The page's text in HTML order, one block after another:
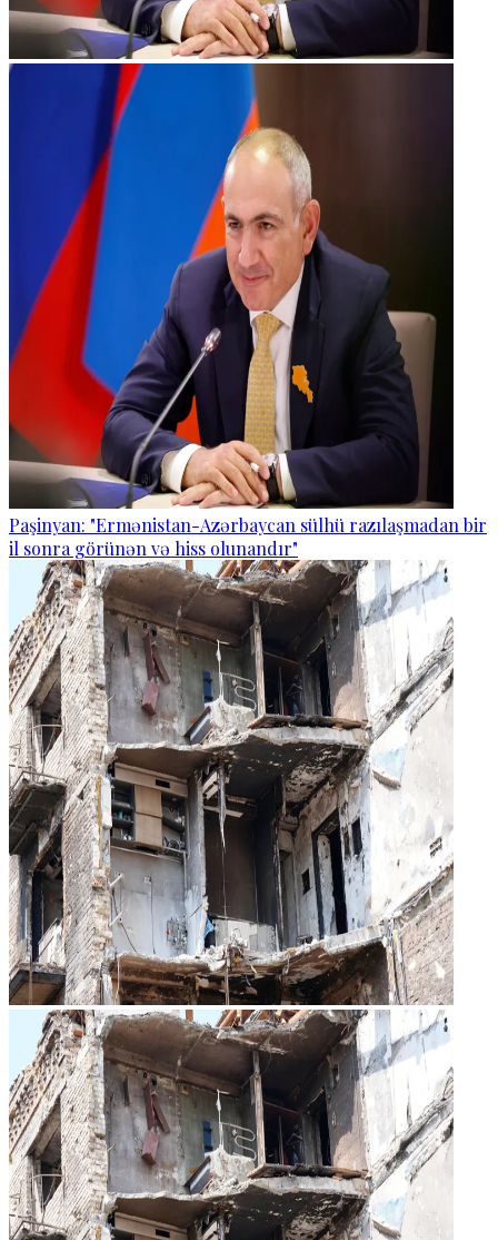
Paşinyan: "Ermənistan-Azərbaycan sülhü razılaşmadan bir
il sonra görünən və hiss olunandır"